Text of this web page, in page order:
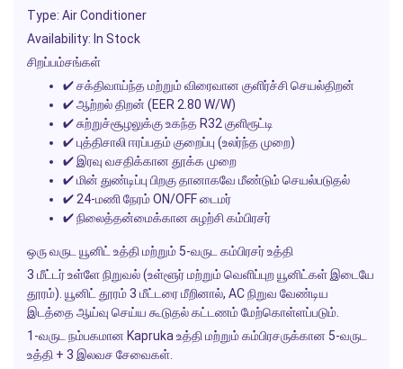
Type: Air Conditioner
Availability: In Stock
சிறப்பம்சங்கள்
✔ சக்திவாய்ந்த மற்றும் விரைவான குளிர்ச்சி செயல்திறன்
✔ ஆற்றல் திறன் (EER 2.80 W/W)
✔ சுற்றுச்சூழலுக்கு உகந்த R32 குளிரூட்டி
✔ புத்திசாலி ஈரப்பதம் குறைப்பு (உலர்ந்த முறை)
✔ இரவு வசதிக்கான தூக்க முறை
✔ மின் துண்டிப்பு பிறகு தானாகவே மீண்டும் செயல்படுதல்
✔ 24-மணி நேரம் ON/OFF டைமர்
✔ நிலைத்தன்மைக்கான சுழற்சி கம்பிரசர்
ஒரு வருட யூனிட் உத்தி மற்றும் 5-வருட கம்பிரசர் உத்தி
3 மீட்டர் உள்ளே நிறுவல் (உள்ளூர் மற்றும் வெளிப்புற யூனிட்கள் இடையே
தூரம்). யூனிட் தூரம் 3 மீட்டரை மீறினால், AC நிறுவ வேண்டிய
இடத்தை ஆய்வு செய்ய கூடுதல் கட்டணம் மேற்கொள்ளப்படும்.
1-வருட நம்பகமான Kapruka உத்தி மற்றும் கம்பிரசருக்கான 5-வருட
உத்தி + 3 இலவச சேவைகள்.